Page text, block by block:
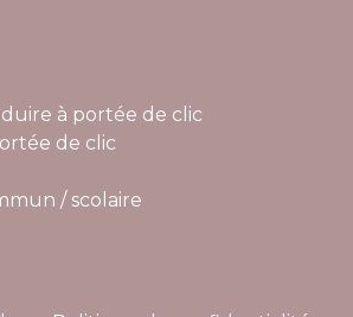
à portée de clic
de clic
/ scolaire